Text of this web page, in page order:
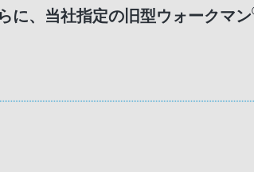
に、当社指定の旧型ウォークマン